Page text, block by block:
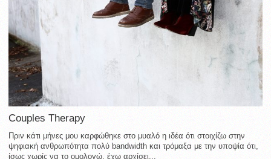
Couples Therapy
Πριν κάτι μήνες μου καρφώθηκε στο μυαλό η ιδέα ότι στοιχίζω στην
ψηφιακή ανθρωπότητα πολύ bandwidth και τρόμαξα με την υποψία ότι,
ίσως χωρίς να το ομολογώ, έχω αρχίσει...